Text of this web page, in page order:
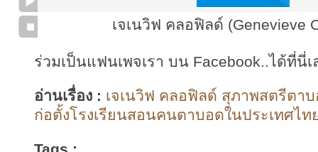
เจเนวิฟ คลอฟิลด์ (Genevieve
ร่วมเป็นแฟนเพจเรา บน Facebook..ได้ที่นี่เ
อ่านเรื่อง : เจเนวิฟ คลอฟิลด์ สุภาพสตรีตา
ก่อตั้งโรงเรียนสอนคนตาบอดในประเทศไ